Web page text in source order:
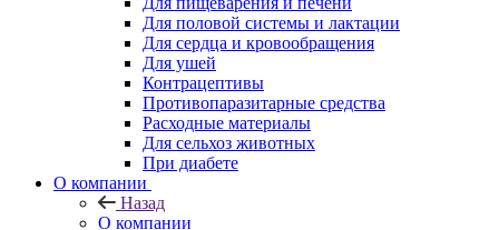
Для половой системы и лактации
Для сердца и кровообращения
Для ушей
Контрацептивы
Противопаразитарные средства
Расходные материалы
Для сельхоз животных
При диабете
О компании
Назад
О компании